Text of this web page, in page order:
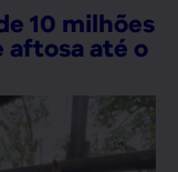
10 milhões
aftosa até o